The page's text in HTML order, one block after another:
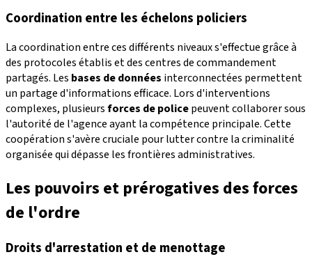
Coordination entre les échelons policiers
La coordination entre ces différents niveaux s'effectue grâce à
des protocoles établis et des centres de commandement
partagés. Les bases de données interconnectées permettent
un partage d'informations efficace. Lors d'interventions
complexes, plusieursforces de policepeuvent collaborer sous
l'autorité de l'agence ayant la compétence principale. Cette
coopération s'avère cruciale pour lutter contre la criminalité
organisée qui dépasse les frontières administratives.
Les pouvoirs et prérogatives des forces
de l'ordre
Droits d'arrestation et de menottage